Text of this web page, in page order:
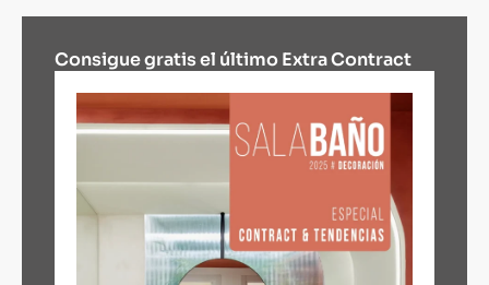
Consigue gratis el último Extra Contract